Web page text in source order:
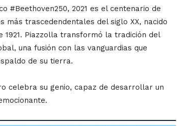
flecha
arriba/abajo
para
aumentar
el
#Beethoven250, 2021 es el centenario de
más trascedendentales del siglo XX, nacido
1921. Piazzolla transformó la tradición del
una fusión con las vanguardias que
de su tierra.
celebra su genio, capaz de desarrollar un